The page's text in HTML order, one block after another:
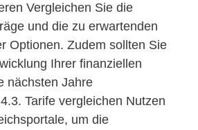
Vergleichen Sie die
und die zu erwartenden
Optionen. Zudem sollten Sie
Ihrer finanziellen
nächsten Jahre
Tarife vergleichen Nutzen
um die